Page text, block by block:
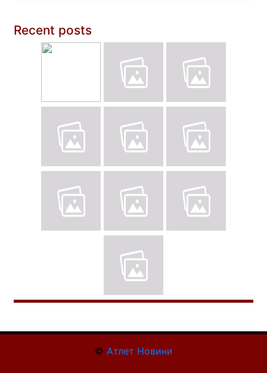
Recent posts
© Атлет Новини